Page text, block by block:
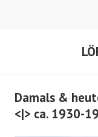
Damals &
<|> ca. 1930-